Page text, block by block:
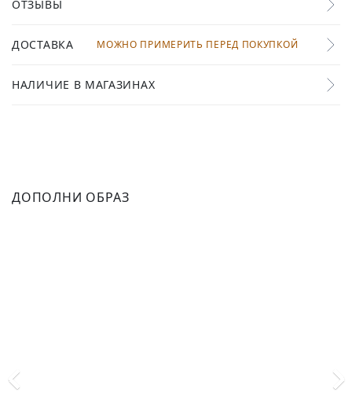
ОТЗЫВЫ
ДОСТАВКА МОЖНО ПРИМЕРИТЬ ПЕРЕД ПОКУПКОЙ
НАЛИЧИЕ В МАГАЗИНАХ
ДОПОЛНИ ОБРАЗ